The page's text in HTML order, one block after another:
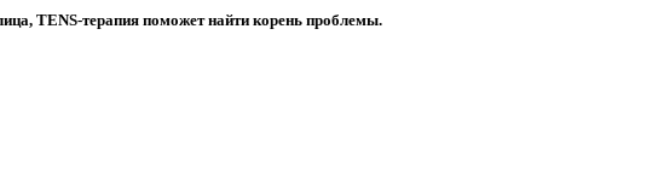
TENS-терапия поможет найти корень проблемы.